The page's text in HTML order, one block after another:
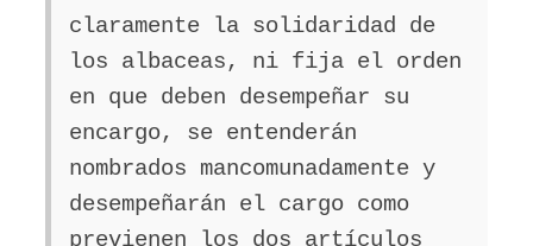
claramente la solidaridad de
los albaceas, ni fija el orden
en que deben desempeñar su
encargo, se entenderán
nombrados mancomunadamente y
desempeñarán el cargo como
previenen los dos artículos